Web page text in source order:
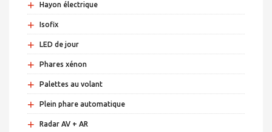
+ Hayon électrique
+ Isofix
+ LED de jour
+ Phares xénon
+ Palettes au volant
+ Plein phare automatique
+ Radar AV + AR